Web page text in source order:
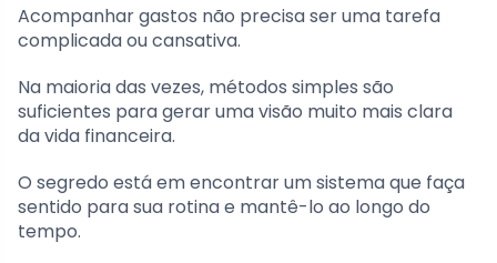
Acompanhar gastos não precisa ser uma tarefa
complicada ou cansativa.
Na maioria das vezes, métodos simples são
suficientes para gerar uma visão muito mais clara
da vida financeira.
O segredo está em encontrar um sistema que faça
sentido para sua rotina e mantê-lo ao longo do
tempo.